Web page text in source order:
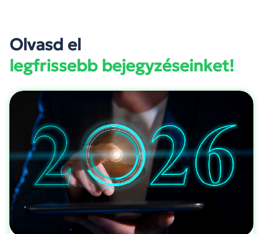
Olvasd el
legfrissebb bejegyzéseinket!